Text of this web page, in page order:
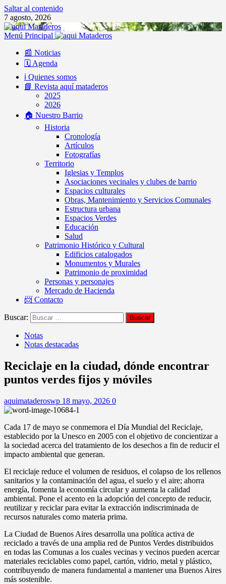
Saltar al contenido
7 agosto, 2026
Menú Principal
📰 Noticias
🗓️ Agenda
ℹ️ Quienes somos
📘 Revista aquí mataderos
2025
2026
🏠 Nuestro Barrio
Historia
Cronología
Artículos
Fotografías
Territorio
Iglesias y Templos
Asociaciones vecinales y clubes de barrio
Espacios culturales
Obras, Mantenimiento y Servicios Comunales
Estructura urbana
Espacios Verdes
Educación
Salud
Patrimonio Histórico y Cultural
Edificios catalogados
Monumentos y Murales
Patrimonio de proximidad
Personas y personajes
Mercado de Hacienda
📨 Contacto
Buscar:
Notas
Notas destacadas
Reciclaje en la ciudad, dónde encontrar
puntos verdes fijos y móviles
aquimataderoswp 18 mayo, 2026 0
Cada 17 de mayo se conmemora el Día Mundial del Reciclaje,
establecido por la Unesco en 2005 con el objetivo de concientizar a
la sociedad acerca del tratamiento de los desechos a fin de reducir el
impacto ambiental que generan.
El reciclaje reduce el volumen de residuos, el colapso de los rellenos
sanitarios y la contaminación del agua, el suelo y el aire; ahorra
energía, fomenta la economía circular y aumenta la calidad
ambiental. Pone el acento en la adopción del concepto de reducir,
reutilizar y reciclar para evitar la extracción indiscriminada de
recursos naturales como materia prima.
La Ciudad de Buenos Aires desarrolla una política activa de
reciclado a través de una amplia red de Puntos Verdes distribuidos
en todas las Comunas a los cuales vecinas y vecinos pueden acercar
materiales reciclables como papel, cartón, vidrio, metal y plástico,
contribuyendo de manera fundamental a mantener una Buenos Aires
más sostenible.